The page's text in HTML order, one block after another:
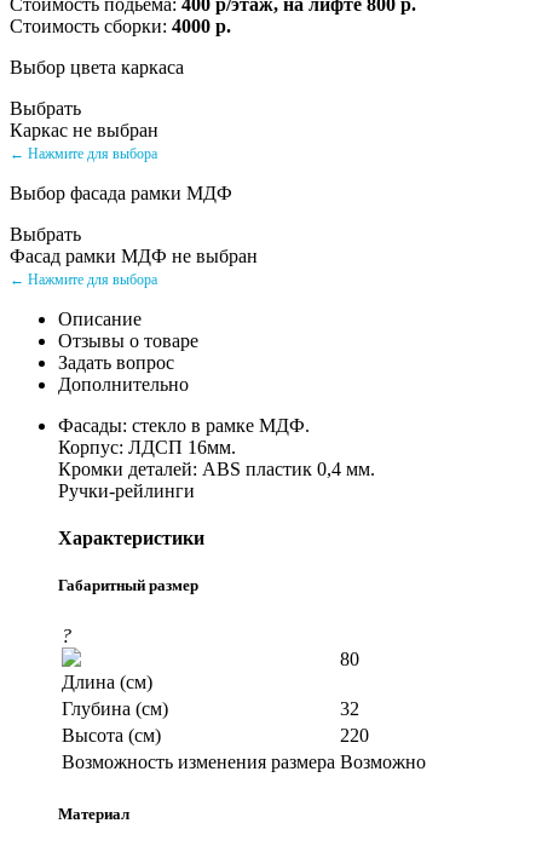
Стоимость сборки: 4000 р.
Выбор цвета каркаса
Выбрать
Каркас не выбран
← Нажмите для выбора
Выбор фасада рамки МДФ
Выбрать
Фасад рамки МДФ не выбран
← Нажмите для выбора
Описание
Отзывы о товаре
Задать вопрос
Дополнительно
Фасады: стекло в рамке МДФ.
Корпус: ЛДСП 16мм.
Кромки деталей: ABS пластик 0,4 мм.
Ручки-рейлинги
Характеристики
Габаритный размер
?
Длина (см)
80
Глубина (см)
32
Высота (см)
220
Возможность изменения размера Возможно
Материал